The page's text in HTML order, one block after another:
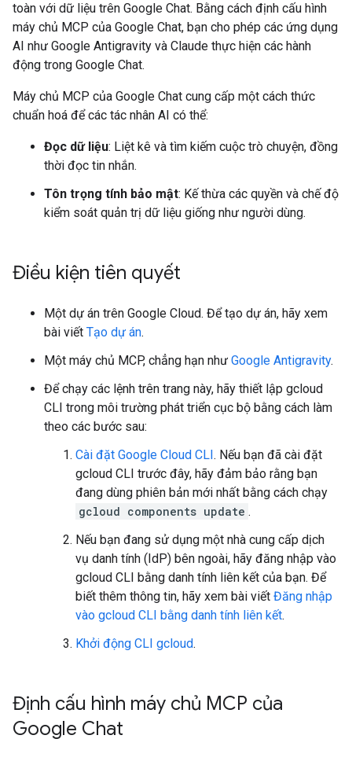
toàn với dữ liệu trên Google Chat. Bằng cách định cấu hình
máy chủ MCP của Google Chat, bạn cho phép các ứng dụng
AI như Google Antigravity và Claude thực hiện các hành
động trong Google Chat.
Máy chủ MCP của Google Chat cung cấp một cách thức
chuẩn hoá để các tác nhân AI có thể:
Đọc dữ liệu: Liệt kê và tìm kiếm cuộc trò chuyện, đồng
thời đọc tin nhắn.
Tôn trọng tính bảo mật: Kế thừa các quyền và chế độ
kiểm soát quản trị dữ liệu giống như người dùng.
Điều kiện tiên quyết
Một dự án trên Google Cloud. Để tạo dự án, hãy xem
bài viết Tạo dự án.
Một máy chủ MCP, chẳng hạn như Google Antigravity.
Để chạy các lệnh trên trang này, hãy thiết lập gcloud
CLI trong môi trường phát triển cục bộ bằng cách làm
theo các bước sau:
Cài đặt Google Cloud CLI. Nếu bạn đã cài đặt
gcloud CLI trước đây, hãy đảm bảo rằng bạn
đang dùng phiên bản mới nhất bằng cách chạy
gcloud components update .
Nếu bạn đang sử dụng một nhà cung cấp dịch
vụ danh tính (IdP) bên ngoài, hãy đăng nhập vào
gcloud CLI bằng danh tính liên kết của bạn. Để
biết thêm thông tin, hãy xem bài viết Đăng nhập
vào gcloud CLI bằng danh tính liên kết.
Khởi động CLI gcloud.
Định cấu hình máy chủ MCP của
Google Chat